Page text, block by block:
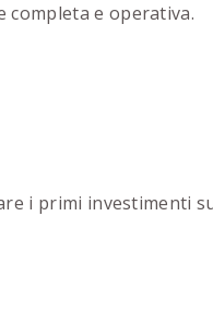
completa e operativa.
i primi investimenti